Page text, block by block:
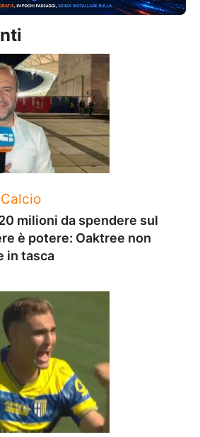
Categorie
Calcio
milioni da spendere sul
è potere: Oaktree non
in tasca